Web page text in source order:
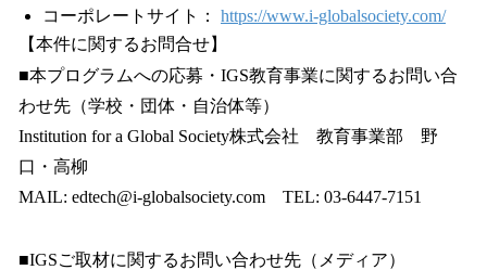
コーポレートサイト： https://www.i-globalsociety.com/
【本件に関するお問合せ】
■本プログラムへの応募・IGS教育事業に関するお問い合
わせ先（学校・団体・自治体等）
Institution for a Global Society株式会社 教育事業部 野
口・高柳
MAIL: edtech@i-globalsociety.com TEL: 03-6447-7151
■IGSご取材に関するお問い合わせ先（メディア）